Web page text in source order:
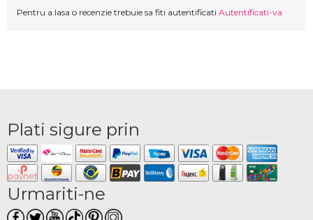
Pentru a lasa o recenzie trebuie sa fiti autentificati Autentificati-va
Plati sigure prin
Urmariti-ne